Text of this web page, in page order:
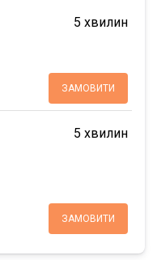
5 хвилин
ЗАМОВИТИ
5 хвилин
ЗАМОВИТИ